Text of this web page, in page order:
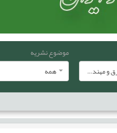
فصلنامه مهندسی برق و مهندسی کامپيوتر ايران
موضوع نشریه
همه